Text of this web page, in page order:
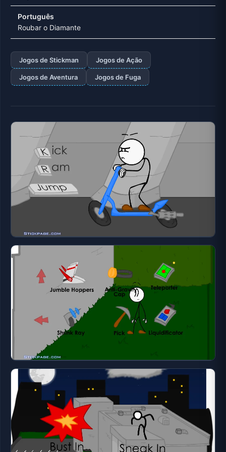
Português
Roubar o Diamante
Jogos de Stickman Jogos de Ação
Jogos de Aventura Jogos de Fuga